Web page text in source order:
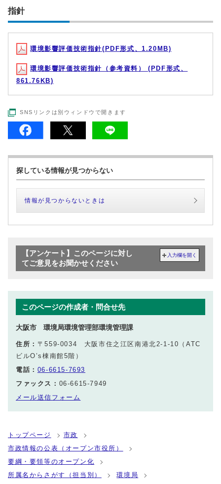
指針
環境影響評価技術指針(PDF形式、1.20MB)
環境影響評価技術指針（参考資料） (PDF形式、
861.76KB)
SNSリンクは別ウィンドウで開きます
探している情報が見つからない
情報が見つからないときは
【アンケート】このページに対し
てご意見をお聞かせください
入力欄を開く
このページの作成者・問合せ先
大阪市 環境局環境管理部環境管理課
住所： 〒559-0034 大阪市住之江区南港北2-1-10（ATC
ビルO’s棟南館5階）
電話： 06-6615-7693
ファックス： 06-6615-7949
メール送信フォーム
トップページ
市政
市政情報の公表（オープン市役所）
要綱・要領等のオープン化
所属名からさがす（担当別）
環境局